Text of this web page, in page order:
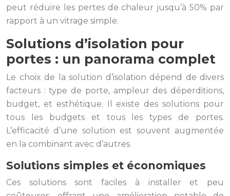
peut réduire les pertes de chaleur jusqu’à 50% par
rapport à un vitrage simple.
Solutions d’isolation pour
portes : un panorama complet
Le choix de la solution d’isolation dépend de divers
facteurs : type de porte, ampleur des déperditions,
budget, et esthétique. Il existe des solutions pour
tous les budgets et tous les types de portes.
L’efficacité d’une solution est souvent augmentée
en la combinant avec d’autres.
Solutions simples et économiques
Ces solutions sont faciles à installer et peu